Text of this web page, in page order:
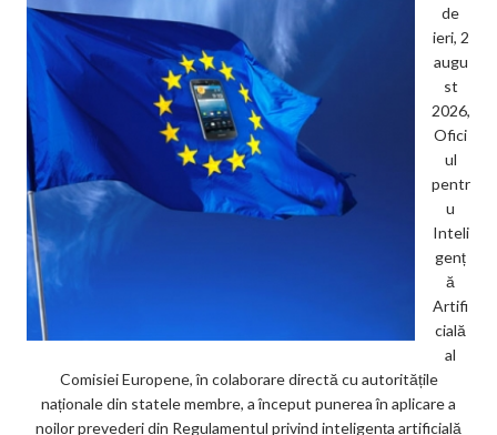
de
ieri, 2
augu
st
2026,
Ofici
ul
pentr
u
Inteli
genț
ă
Artifi
cială
al
Comisiei Europene, în colaborare directă cu autoritățile
naționale din statele membre, a început punerea în aplicare a
noilor prevederi din Regulamentul privind inteligența artificială